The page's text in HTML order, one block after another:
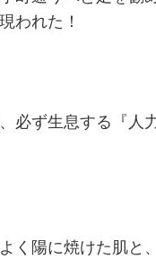
われた！
必ず生息する『人
く陽に焼けた肌と